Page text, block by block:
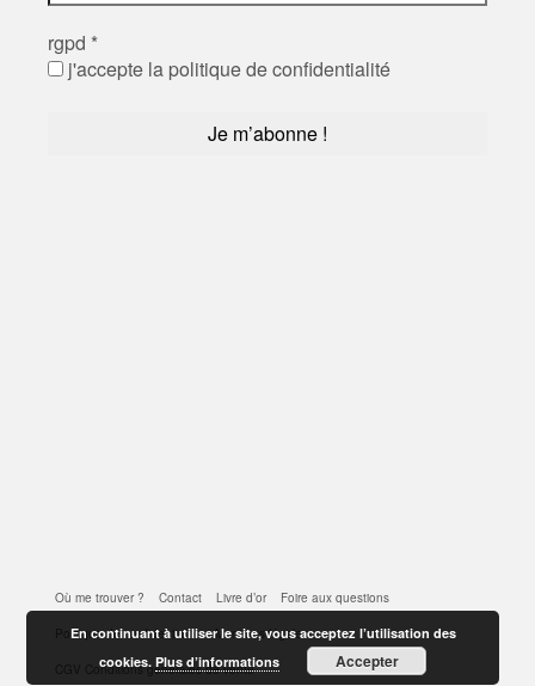
rgpd *
j'accepte la politique de confidentialité
Où me trouver ? Contact Livre d’or Foire aux questions
Politique de confidentialité Mentions légales
CGV Conditions générales de vente
En continuant à utiliser le site, vous acceptez l’utilisation des
cookies.Plus d’informations Accepter